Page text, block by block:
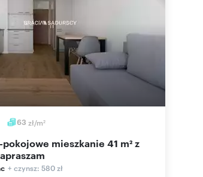
63 zł/m2
+ czynsz: 580 zł